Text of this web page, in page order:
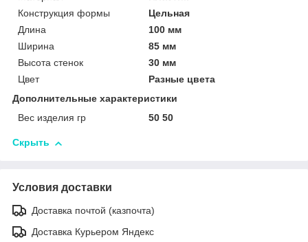
Конструкция формы
Цельная
Длина
100 мм
Ширина
85 мм
Высота стенок
30 мм
Цвет
Разные цвета
Дополнительные характеристики
Вес изделия гр
50 50
Скрыть
Условия доставки
Доставка почтой (казпочта)
Доставка Курьером Яндекс